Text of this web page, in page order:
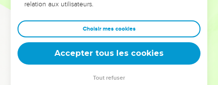
Dans cette conférence, leaders, entrepreneurs, et responsables
clés pour avancer avec plus de sagesse afin que leurs erreurs
deviennent vos tremplins. Que vous guidiez un ministère, une
équipe, un groupe ou une famille, leur expérience est faite
relation aux utilisateurs.
Choisir mes cookies
Accepter tous les cookies
Tout refuser